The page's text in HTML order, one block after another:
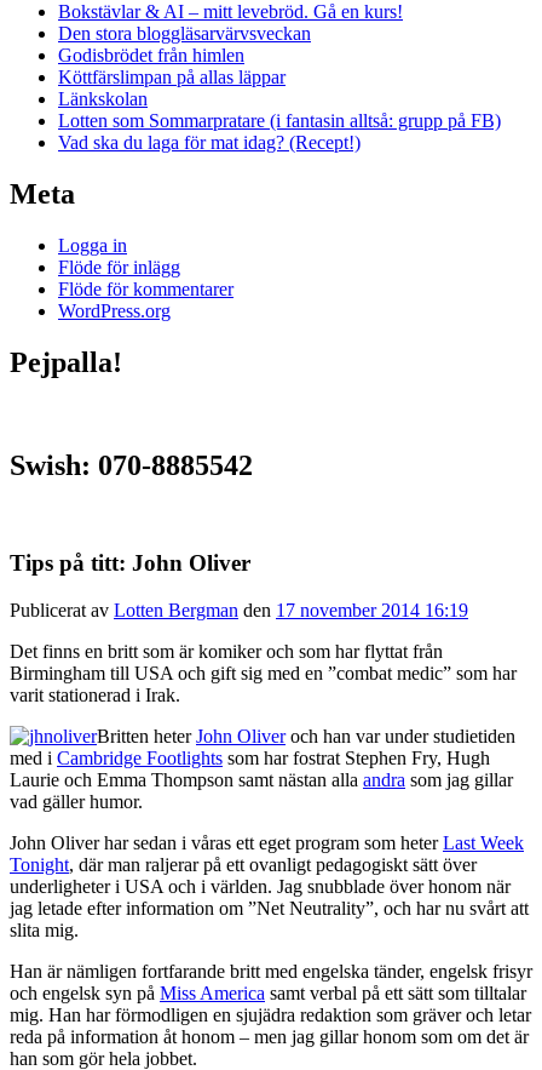
Bokstävlar & AI – mitt levebröd. Gå en kurs!
Den stora bloggläsarvärvsveckan
Godisbrödet från himlen
Köttfärslimpan på allas läppar
Länkskolan
Lotten som Sommarpratare (i fantasin alltså: grupp på FB)
Vad ska du laga för mat idag? (Recept!)
Meta
Logga in
Flöde för inlägg
Flöde för kommentarer
WordPress.org
Pejpalla!
Swish: 070-8885542
Tips på titt: John Oliver
Publicerat av Lotten Bergman den 17 november 2014 16:19
Det finns en britt som är komiker och som har flyttat från
Birmingham till USA och gift sig med en ”combat medic” som har
varit stationerad i Irak.
Britten heterJohn Oliveroch han var under studietiden
med i Cambridge Footlights som har fostrat Stephen Fry, Hugh
Laurie och Emma Thompson samt nästan alla andra som jag gillar
vad gäller humor.
John Oliver har sedan i våras ett eget program som heterLast Week
Tonight, där man raljerar på ett ovanligt pedagogiskt sätt över
underligheter i USA och i världen. Jag snubblade över honom när
jag letade efter information om ”Net Neutrality”, och har nu svårt att
slita mig.
Han är nämligen fortfarande britt med engelska tänder, engelsk frisyr
och engelsk syn på Miss America samt verbal på ett sätt som tilltalar
mig. Han har förmodligen en sjujädra redaktion som gräver och letar
reda på information åt honom – men jag gillar honom som om det är
han som gör hela jobbet.